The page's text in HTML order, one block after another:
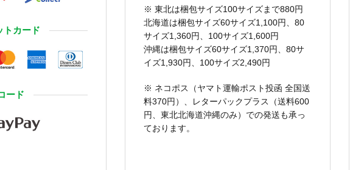
トカード
ード
※ 東北は梱包サイズ100サイズまで880円
北海道は梱包サイズ60サイズ1,100円、80
サイズ1,360円、100サイズ1,600円
沖縄は梱包サイズ60サイズ1,370円、80サ
イズ1,930円、100サイズ2,490円
※ ネコポス（ヤマト運輸ポスト投函 全国送
料370円）、レターパックプラス（送料600
円、東北北海道沖縄のみ）での発送も承っ
ております。